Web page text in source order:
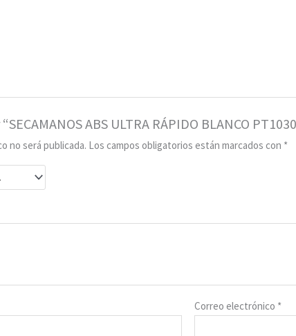
ABS ULTRA RÁPIDO BLANCO
no será publicada. Los campos obligatorios están marcados con *
Correo electrónico *